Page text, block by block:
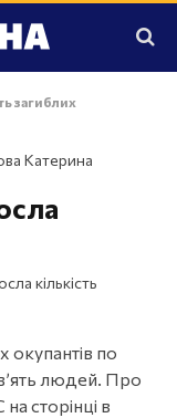
загиблих
Катерина
окупантів по
людей. Про
сторінці в